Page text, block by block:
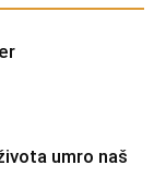
umro naš